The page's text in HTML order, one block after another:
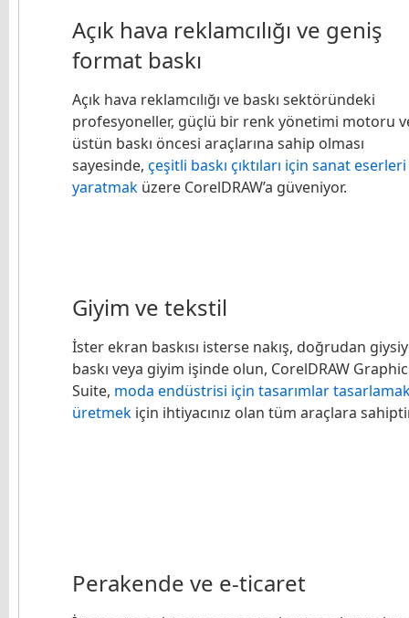
Açık hava reklamcılığı ve geniş
format baskı
Açık hava reklamcılığı ve baskı sektöründeki
profesyoneller, güçlü bir renk yönetimi motoru
üstün baskı öncesi araçlarına sahip olması
sayesinde, çeşitli baskı çıktıları için sanat eserleri
yaratmaküzere CorelDRAW’a güveniyor.
Giyim ve tekstil
İster ekran baskısı isterse nakış, doğrudan
baskı veya giyim işinde olun, CorelDRAW
Suite, moda endüstrisi için tasarımlar
üretmekiçin ihtiyacınız olan tüm araçlara
Perakende ve e-ticaret